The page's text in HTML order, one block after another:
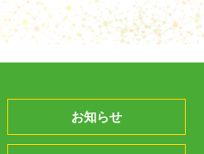
お知らせ